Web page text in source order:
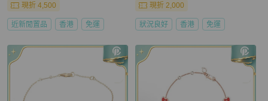
現折 4,500
近新閒置品 香港 免運
現折 2,000
狀況良好 香港 免運